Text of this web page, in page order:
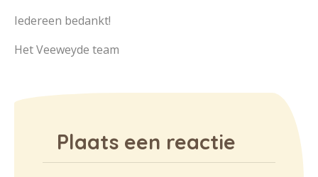
Iedereen bedankt!
Het Veeweyde team
Plaats een reactie